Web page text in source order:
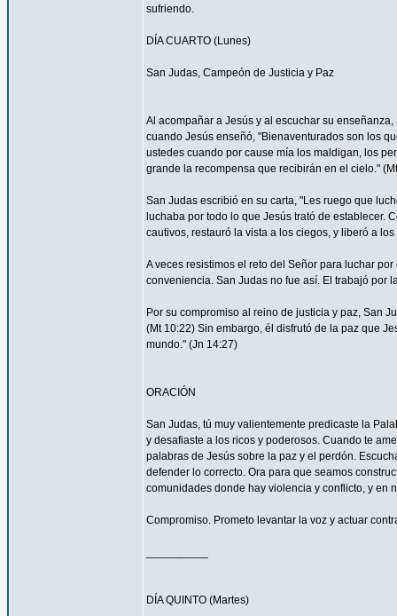
sufriendo.
DÍA CUARTO (Lunes)
San Judas, Campeón de Justicia y Paz
Al acompañar a Jesús y al escuchar su
cuando Jesús enseñó, "Bienaventurados son los
ustedes cuando por cause mía los maldigan, los
grande la recompensa que recibirán en el cielo."
San Judas escribió en su carta, "Les ruego que
luchaba por todo lo que Jesús trató de establecer.
cautivos, restauró la vista a los ciegos, y liberó a
A veces resistimos el reto del Señor para luchar
conveniencia. San Judas no fue así. El trabajó por
Por su compromiso al reino de justicia y paz, San
(Mt 10:22) Sin embargo, él disfrutó de la paz que
mundo." (Jn 14:27)
ORACIÓN
San Judas, tú muy valientemente predicaste la
y desafiaste a los ricos y poderosos. Cuando te
palabras de Jesús sobre la paz y el perdón.
defender lo correcto. Ora para que seamos
comunidades donde hay violencia y conflicto, y en
Compromiso. Prometo levantar la voz y actuar
DÍA QUINTO (Martes)